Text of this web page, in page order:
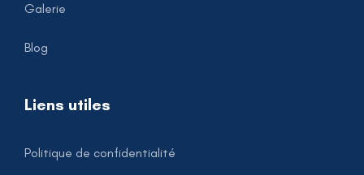
Galerie
Blog
Liens utiles
Politique de confidentialité